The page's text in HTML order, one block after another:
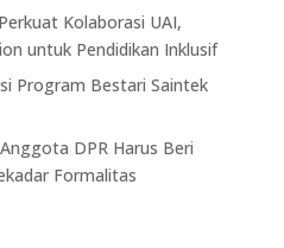
Kolaborasi UAI,
untuk Pendidikan Inklusif
Program Bestari Saintek
DPR Harus Beri
Formalitas